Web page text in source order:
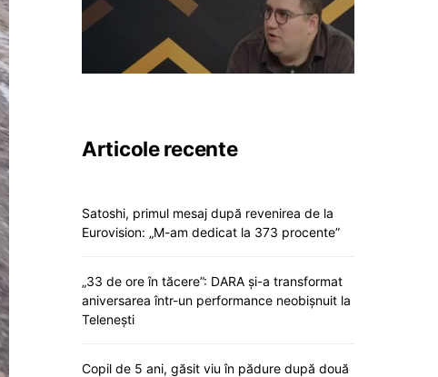
Articole recente
Satoshi, primul mesaj după revenirea de la
Eurovision: „M-am dedicat la 373 procente”
„33 de ore în tăcere”: DARA și-a transformat
aniversarea într-un performance neobișnuit la
Telenești
Copil de 5 ani, găsit viu în pădure după două